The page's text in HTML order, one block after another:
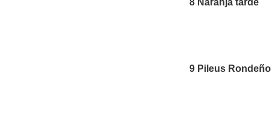
8 Naranja tarde
9 Pileus Rondeño